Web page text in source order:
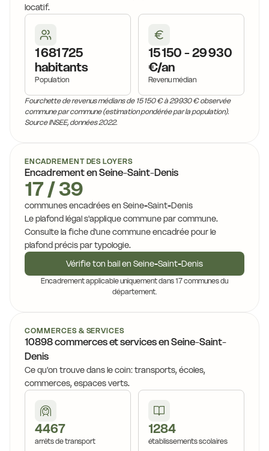
locatif.
1 681 725
habitants
Population
15 150 - 29 930
€/an
Revenu médian
Fourchette de revenus médians de 15 150 € à 29 930 € observée
commune par commune (estimation pondérée par la population).
Source INSEE, données 2022.
ENCADREMENT DES LOYERS
Encadrement en Seine-Saint-Denis
17 / 39
communes encadrées en Seine-Saint-Denis
Le plafond légal s'applique commune par commune.
Consulte la fiche d'une commune encadrée pour le
plafond précis par typologie.
Vérifie ton bail en Seine-Saint-Denis
Encadrement applicable uniquement dans 17 communes du
département.
COMMERCES & SERVICES
10898 commerces et services en Seine-Saint-
Denis
Ce qu'on trouve dans le coin: transports, écoles,
commerces, espaces verts.
4467
arrêts de transport
1284
établissements scolaires